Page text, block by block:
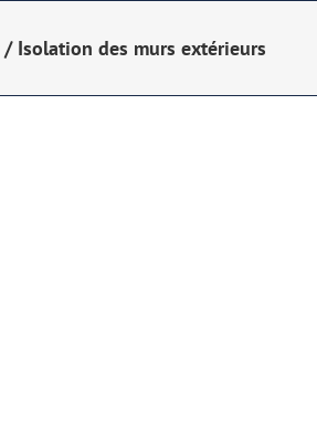
/ Isolation des murs extérieurs